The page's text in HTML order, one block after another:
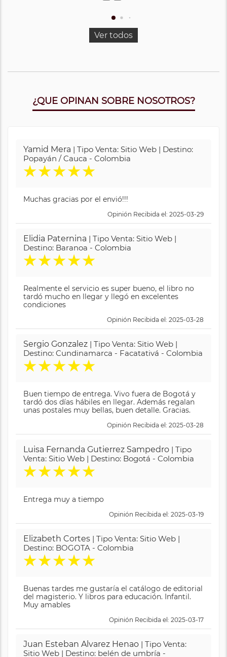
Ver todos
¿QUE OPINAN SOBRE NOSOTROS?
Yamid Mera | Tipo Venta: Sitio Web | Destino:
Popayán / Cauca - Colombia
★★★★★
Muchas gracias por el envió!!!
Opinión Recibida el: 2025-03-29
Elidia Paternina | Tipo Venta: Sitio Web |
Destino: Baranoa - Colombia
★★★★★
Realmente el servicio es super bueno, el libro no
tardó mucho en llegar y llegó en excelentes
condiciones
Opinión Recibida el: 2025-03-28
Sergio Gonzalez | Tipo Venta: Sitio Web |
Destino: Cundinamarca - Facatativá - Colombia
★★★★★
Buen tiempo de entrega. Vivo fuera de Bogotá y
tardó dos días hábiles en llegar. Además regalan
unas postales muy bellas, buen detalle. Gracias.
Opinión Recibida el: 2025-03-28
Luisa Fernanda Gutierrez Sampedro | Tipo
Venta: Sitio Web | Destino: Bogotá - Colombia
★★★★★
Entrega muy a tiempo
Opinión Recibida el: 2025-03-19
Elizabeth Cortes | Tipo Venta: Sitio Web |
Destino: BOGOTA - Colombia
★★★★★
Buenas tardes me gustaría el catálogo de editorial
del magisterio. Y libros para educación. Infantil.
Muy amables
Opinión Recibida el: 2025-03-17
Juan Esteban Alvarez Henao | Tipo Venta:
Sitio Web | Destino: belén de umbría -